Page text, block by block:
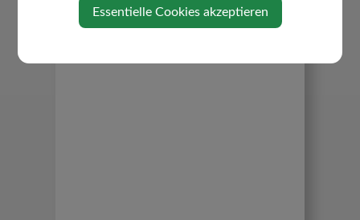
Essentielle Cookies akzeptieren